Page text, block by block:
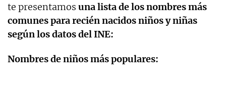
te presentamos una lista de los nombres más
comunes para recién nacidos niños y niñas
según los datos del INE:
Nombres de niños más populares: